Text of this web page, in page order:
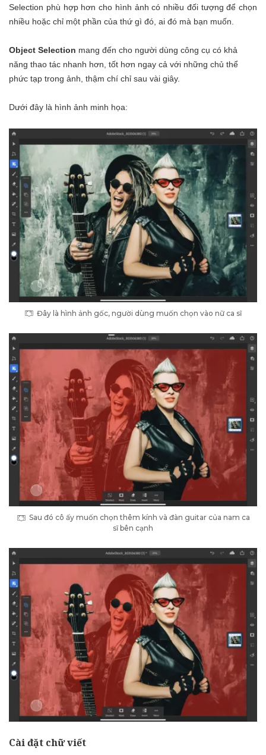
Selection phù hợp hơn cho hình ảnh có nhiều đối tượng để chọn
nhiều hoặc chỉ một phần của thứ gì đó, ai đó mà bạn muốn.
Object Selection mang đến cho người dùng công cụ có khả
năng thao tác nhanh hơn, tốt hơn ngay cả với những chủ thể
phức tạp trong ảnh, thậm chí chỉ sau vài giây.
Dưới đây là hình ảnh minh họa:
Đây là hình ảnh gốc, người dùng muốn chọn vào nữ ca sĩ
Sau đó cô ấy muốn chọn thêm kính và đàn guitar của nam ca
sĩ bên cạnh
Cài đặt chữ viết